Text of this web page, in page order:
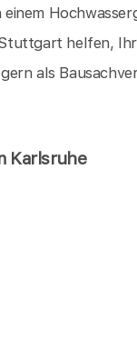
einem
helfen,
als
Karlsruhe